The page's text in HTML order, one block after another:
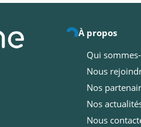
À propos
Qui
Nous
Nos
Nos
Nous